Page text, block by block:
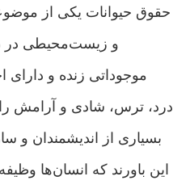
حقوق حیوانات یکی از
و زیست‌محیطی در
موجوداتی زنده و
درد، ترس، شادی و آرامش را
بسیاری از اندیشمندان و
این باورند که انسان‌ها وظیفه